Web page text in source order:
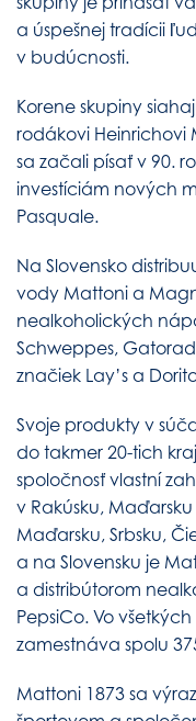
a úspešnej tradícii
v budúcnosti.
Korene skupiny
rodákovi
sa začali písať v 90.
investíciám nových
Pasquale.
Na Slovensko
vody Mattoni a
nealkoholických
Schweppes,
značiek Lay’s a
Svoje produkty v
do takmer 20-tich
spoločnosť vlastní
v Rakúsku, Maďarsku
Maďarsku, Srbsku,
a na Slovensku je
a distribútorom
PepsiCo. Vo
zamestnáva spolu
Mattoni 1873 sa